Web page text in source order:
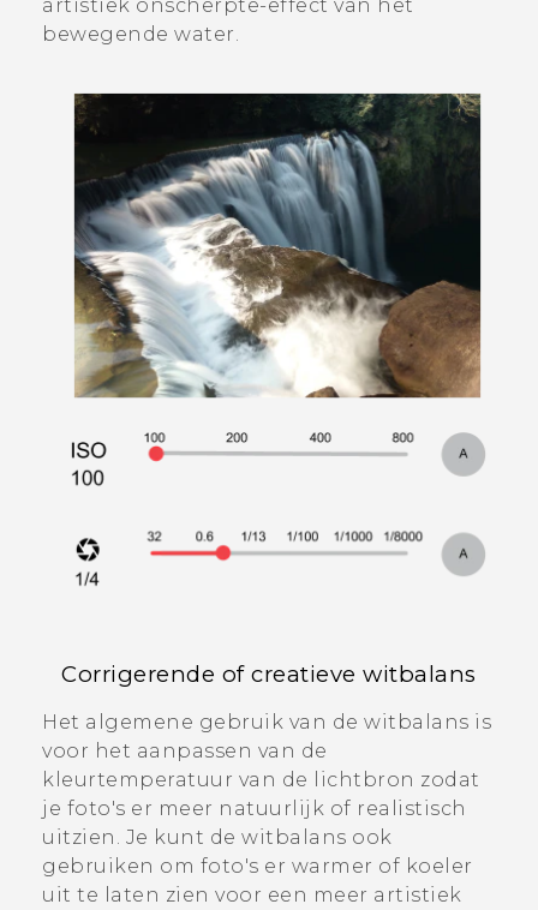
artistiek onscherpte-effect van het
bewegende water.
Corrigerende of creatieve witbalans
Het algemene gebruik van de witbalans is
voor het aanpassen van de
kleurtemperatuur van de lichtbron zodat
je foto's er meer natuurlijk of realistisch
uitzien. Je kunt de witbalans ook
gebruiken om foto's er warmer of koeler
uit te laten zien voor een meer artistiek